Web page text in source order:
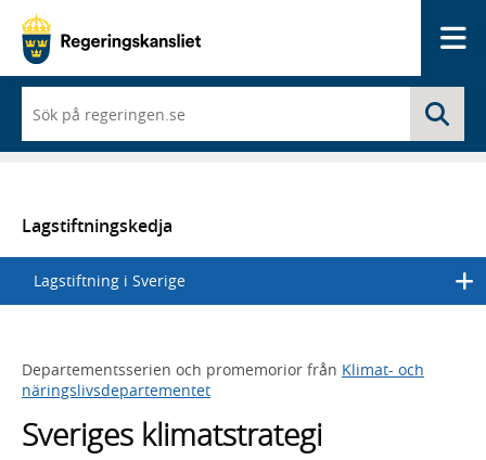
du
börjar
skriva
en
lista
med
sökförslag
Lagstiftningskedja
Lagstiftning i Sverige
Departementsserien och promemorior från Klimat- och
näringslivsdepartementet
Sveriges klimatstrategi